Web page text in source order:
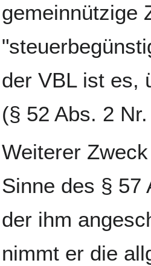
gemeinnützige
der VBL ist es,
(§ 52 Abs. 2
Weiterer
Sinne des § 57
der ihm
nimmt er die